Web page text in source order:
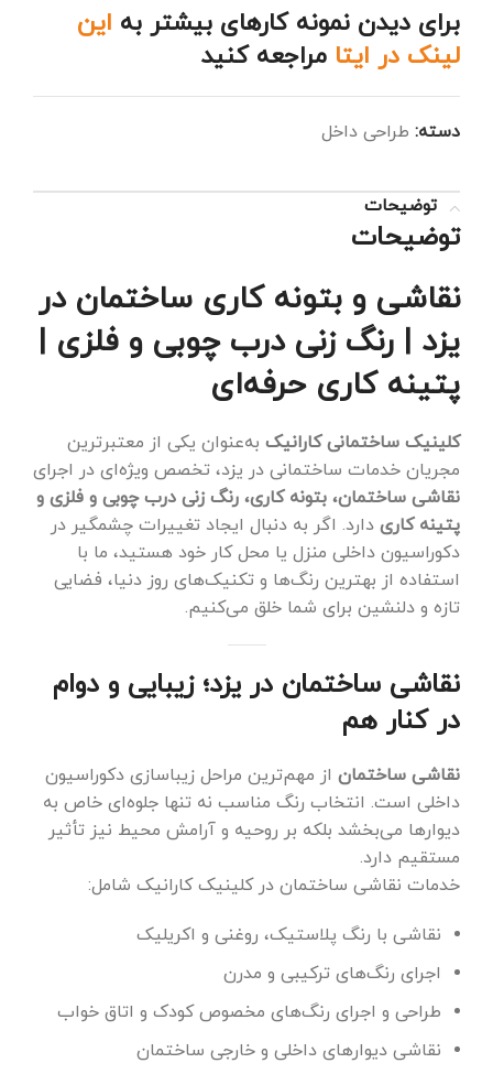
برای دیدن نمونه کارهای بیشتر به این
لینک در ایتا مراجعه کنید
دسته: طراحی داخل
توضیحات
توضیحات
نقاشی و بتونه کاری ساختمان در
یزد | رنگ زنی درب چوبی و فلزی |
پتینه کاری حرفه‌ای
کلینیک ساختمانی کارانیک به‌عنوان یکی از معتبرترین
مجریان خدمات ساختمانی در یزد، تخصص ویژه‌ای در اجرای
نقاشی ساختمان، بتونه کاری، رنگ زنی درب چوبی و فلزی و
پتینه کاری دارد. اگر به دنبال ایجاد تغییرات چشمگیر در
دکوراسیون داخلی منزل یا محل کار خود هستید، ما با
استفاده از بهترین رنگ‌ها و تکنیک‌های روز دنیا، فضایی
تازه و دلنشین برای شما خلق می‌کنیم.
نقاشی ساختمان در یزد؛ زیبایی و دوام
در کنار هم
نقاشی ساختمان از مهم‌ترین مراحل زیباسازی دکوراسیون
داخلی است. انتخاب رنگ مناسب نه تنها جلوه‌ای خاص به
دیوارها می‌بخشد بلکه بر روحیه و آرامش محیط نیز تأثیر
مستقیم دارد.
خدمات نقاشی ساختمان در کلینیک کارانیک شامل:
نقاشی با رنگ پلاستیک، روغنی و اکریلیک
اجرای رنگ‌های ترکیبی و مدرن
طراحی و اجرای رنگ‌های مخصوص کودک و اتاق خواب
نقاشی دیوارهای داخلی و خارجی ساختمان